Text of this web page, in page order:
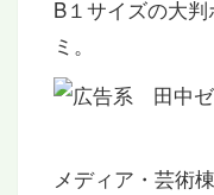
B１サイズの大
ミ。
メディア・芸術